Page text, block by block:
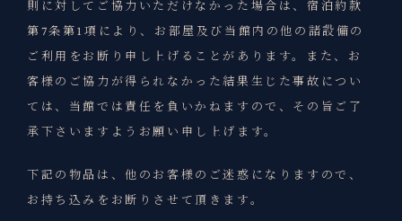
則に対してご協力いただけなかった場合は、宿泊約款
第7条第1項により、お部屋及び当館内の他の諸設備の
ご利用をお断り申し上げることがあります。また、お
客様のご協力が得られなかった結果生じた事故につい
ては、当館では責任を負いかねますので、その旨ご了
承下さいますようお願い申し上げます。
下記の物品は、他のお客様のご迷惑になりますので、
お持ち込みをお断りさせて頂きます。